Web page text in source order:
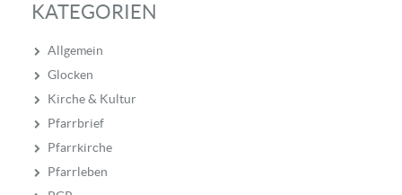
KATEGORIEN
Allgemein
Glocken
Kirche & Kultur
Pfarrbrief
Pfarrkirche
Pfarrleben